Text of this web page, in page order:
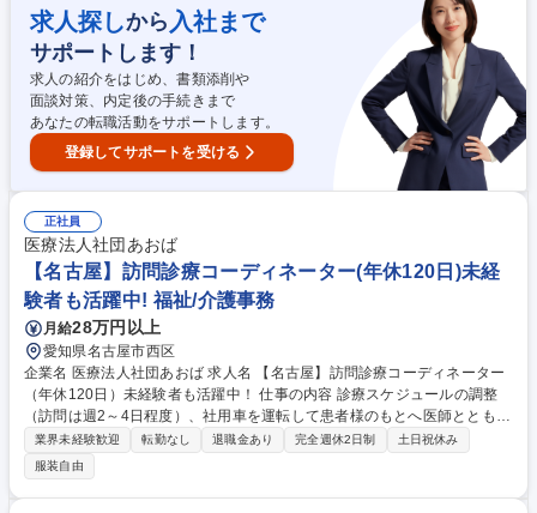
クロスコープによる頭皮状態の詳細確認、最適な治療内容の説明やご提
案、契約手続等を実施します。 ※完全予約制で落ち着いて対応可能です。
患者様が自信を取り戻す瞬間に立ち会え、感謝を直接いただける仕事で
す。 【業務内容の変更範囲】当社の指定する業務 募集職種 秋葉原院【Ａ
ＧＡクリニック受付カウンセラー】業界未経験歓迎／完全予約制
求人探しから 入社まで
サポートします！
求人の紹介をはじめ、書類添削や
面談対策、内定後の手続きまで
あなたの転職活動をサポートします。
登録してサポートを受ける
正社員
医療法人社団あおば
【名古屋】訪問診療コーディネーター(年休120日)未経
験者も活躍中! 福祉/介護事務
月給28万円以上
愛知県名古屋市西区
企業名 医療法人社団あおば 求人名 【名古屋】訪問診療コーディネーター
（年休120日）未経験者も活躍中！ 仕事の内容 診療スケジュールの調整
（訪問は週2～4日程度）、社用車を運転して患者様のもとへ医師とともに
訪問し診療のサポート実施、医療物品などの準備、カルテ等のデータ入力
作業などをご担当いただきます。 【未経験者】最初は研修を受け、事務な
どからスタートしていただきます。 【訪問診療サポートについて】訪問先
は主に、介護施設が中心です。担当施設への訪問日程を調整し、当日は医
業界未経験歓迎 転勤なし 退職金あり 完全週休2日制
土日祝休み
服装自由